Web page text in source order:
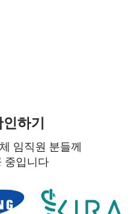
하기
임직원 분들께
중입니다